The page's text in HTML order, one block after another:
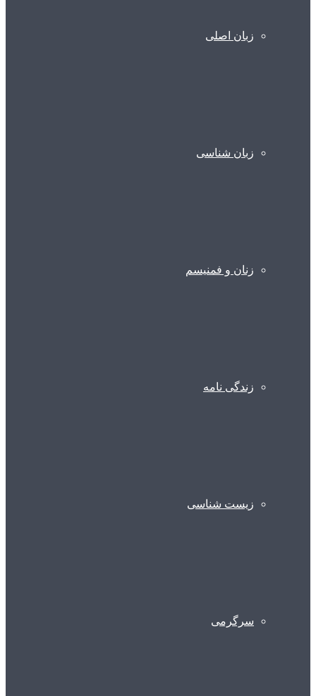
زبان اصلی
زبان شناسی
زنان و فمنیسم
زندگی نامه
زیست شناسی
سرگرمی